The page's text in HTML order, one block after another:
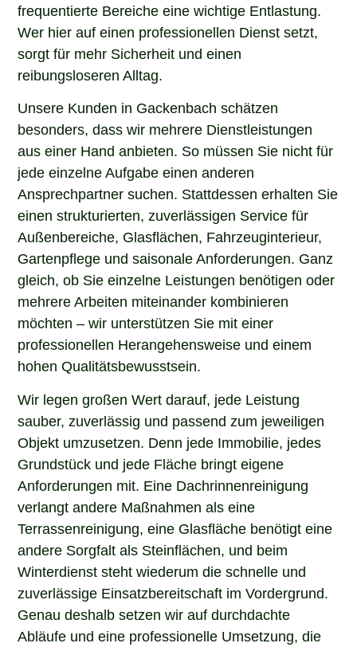
frequentierte Bereiche eine wichtige Entlastung.
Wer hier auf einen professionellen Dienst setzt,
sorgt für mehr Sicherheit und einen
reibungsloseren Alltag.
Unsere Kunden in Gackenbach schätzen
besonders, dass wir mehrere Dienstleistungen
aus einer Hand anbieten. So müssen Sie nicht für
jede einzelne Aufgabe einen anderen
Ansprechpartner suchen. Stattdessen erhalten Sie
einen strukturierten, zuverlässigen Service für
Außenbereiche, Glasflächen, Fahrzeuginterieur,
Gartenpflege und saisonale Anforderungen. Ganz
gleich, ob Sie einzelne Leistungen benötigen oder
mehrere Arbeiten miteinander kombinieren
möchten – wir unterstützen Sie mit einer
professionellen Herangehensweise und einem
hohen Qualitätsbewusstsein.
Wir legen großen Wert darauf, jede Leistung
sauber, zuverlässig und passend zum jeweiligen
Objekt umzusetzen. Denn jede Immobilie, jedes
Grundstück und jede Fläche bringt eigene
Anforderungen mit. Eine Dachrinnenreinigung
verlangt andere Maßnahmen als eine
Terrassenreinigung, eine Glasfläche benötigt eine
andere Sorgfalt als Steinflächen, und beim
Winterdienst steht wiederum die schnelle und
zuverlässige Einsatzbereitschaft im Vordergrund.
Genau deshalb setzen wir auf durchdachte
Abläufe und eine professionelle Umsetzung, die